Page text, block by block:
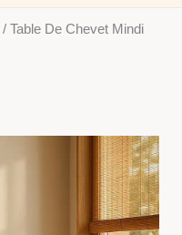
/ Table De Chevet Mindi